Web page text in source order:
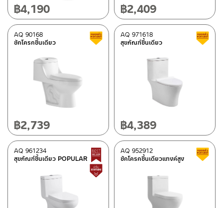
฿4,190 ฿2,409
ชักโครกชิ้นเดียว
AQ 90168 สินค้าลดราคา เคลียร์สต็อก
฿2,739
สุขภัณฑ์ชิ้นเดียว
AQ 971618
฿4,389
สุขภัณฑ์ชิ้นเดียว POPULAR
AQ 961234 Best Seller สินค้าขายดี
ชักโครกชิ้นเดียวแทงค์สูง
AQ 952912